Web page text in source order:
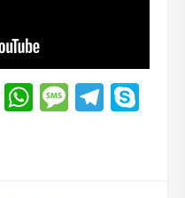
CopyWhatsApp
Message